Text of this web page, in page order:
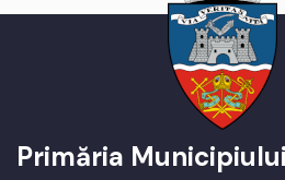
Primăria